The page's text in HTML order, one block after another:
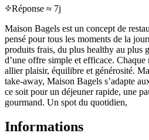
Réponse ≈ 7j
Maison Bagels est un concept de
pensé pour tous les moments de la
produits frais, du plus healthy au plus
d’une offre simple et efficace. Chaque
allier plaisir, équilibre et générosité.
take-away, Maison Bagels s’adapte
ce soit pour un déjeuner rapide, une
gourmand. Un spot du quotidien,
Informations